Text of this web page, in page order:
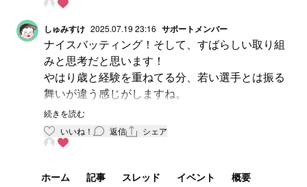
しゅみすけ 2025.07.19 23:16 サポートメンバー
ナイスバッティング！そして、すばらしい取り組
みと思考だと思います！
やはり歳と経験を重ねてる分、若い選手とは振る
舞いが違う感じがしますね。
他の誰とも被らない独自の魅力ある捕手だと思う
ので、勝ち上がってつかんでくれるのを応援した
いです！
続きを読む
いいね！
返信 シェア
ホーム 記事 スレッド イベント 概要